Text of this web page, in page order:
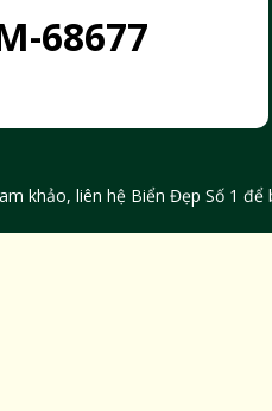
68677
khảo, liên hệ Biển Đẹp Số 1 để